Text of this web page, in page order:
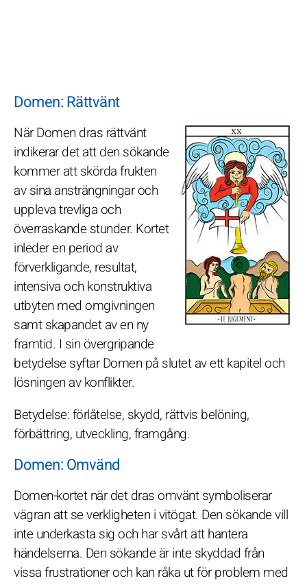
Domen: Rättvänt
När Domen dras rättvänt
indikerar det att den sökande
kommer att skörda frukten
av sina ansträngningar och
uppleva trevliga och
överraskande stunder. Kortet
inleder en period av
förverkligande, resultat,
intensiva och konstruktiva
utbyten med omgivningen
samt skapandet av en ny
framtid. I sin övergripande
betydelse syftar Domen på slutet av ett kapitel och
lösningen av konflikter.
Betydelse: förlåtelse, skydd, rättvis belöning,
förbättring, utveckling, framgång.
Domen: Omvänd
Domen-kortet när det dras omvänt symboliserar
vägran att se verkligheten i vitögat. Den sökande vill
inte underkasta sig och har svårt att hantera
händelserna. Den sökande är inte skyddad från
vissa frustrationer och kan råka ut för problem med